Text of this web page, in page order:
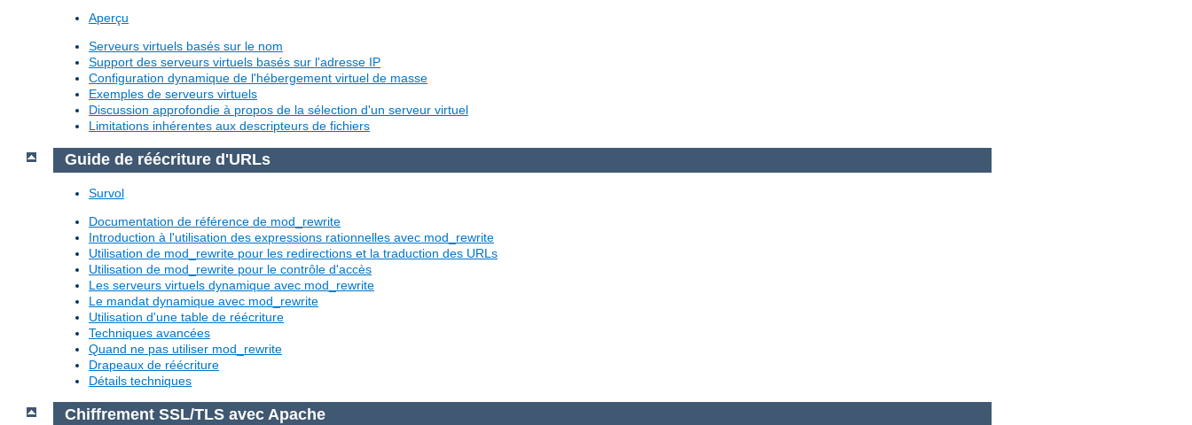
Aperçu
Serveurs virtuels basés sur le nom
Support des serveurs virtuels basés sur l'adresse IP
Configuration dynamique de l'hébergement virtuel de masse
Exemples de serveurs virtuels
Discussion approfondie à propos de la sélection d'un serveur virtuel
Limitations inhérentes aux descripteurs de fichiers
Guide de réécriture d'URLs
Survol
Documentation de référence de mod_rewrite
Introduction à l'utilisation des expressions rationnelles avec mod_rewrite
Utilisation de mod_rewrite pour les redirections et la traduction des URLs
Utilisation de mod_rewrite pour le contrôle d'accès
Les serveurs virtuels dynamique avec mod_rewrite
Le mandat dynamique avec mod_rewrite
Utilisation d'une table de réécriture
Techniques avancées
Quand ne pas utiliser mod_rewrite
Drapeaux de réécriture
Détails techniques
Chiffrement SSL/TLS avec Apache